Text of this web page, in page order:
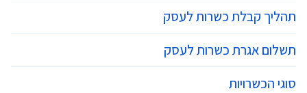
תהליך קבלת כשרות לעסק
תשלום אגרת כשרות לעסק
סוגי הכשרויות